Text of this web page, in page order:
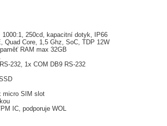
1000:1, 250cd, kapacitní dotyk, IP66
Quad Core, 1,5 Ghz, SoC, TDP 12W
RAM max 32GB
232, 1x COM DB9 RS-232
micro SIM slot
IC, podporuje WOL